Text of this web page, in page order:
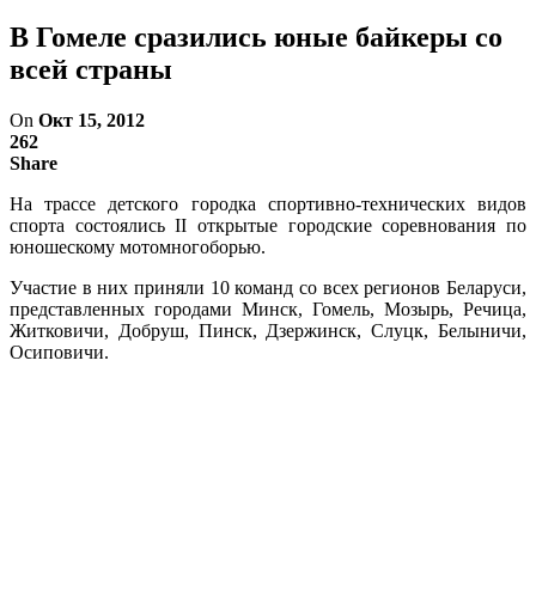
В Гомеле сразились юные байкеры со
всей страны
On Окт 15, 2012
262
Share
На трассе детского городка спортивно-технических видов
спорта состоялись II открытые городские соревнования по
юношескому мотомногоборью.
Участие в них приняли 10 команд со всех регионов Беларуси,
представленных городами Минск, Гомель, Мозырь, Речица,
Житковичи, Добруш, Пинск, Дзержинск, Слуцк, Белыничи,
Осиповичи.